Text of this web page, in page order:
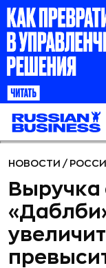
НОВОСТИ /
Выручка